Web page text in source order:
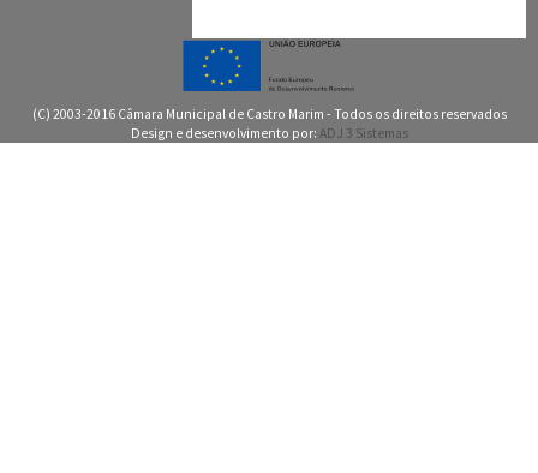
(C) 2003-2016 Câmara Municipal de Castro Marim - Todos os direitos reservados
Design e desenvolvimento por: ADJ 3 Sistemas